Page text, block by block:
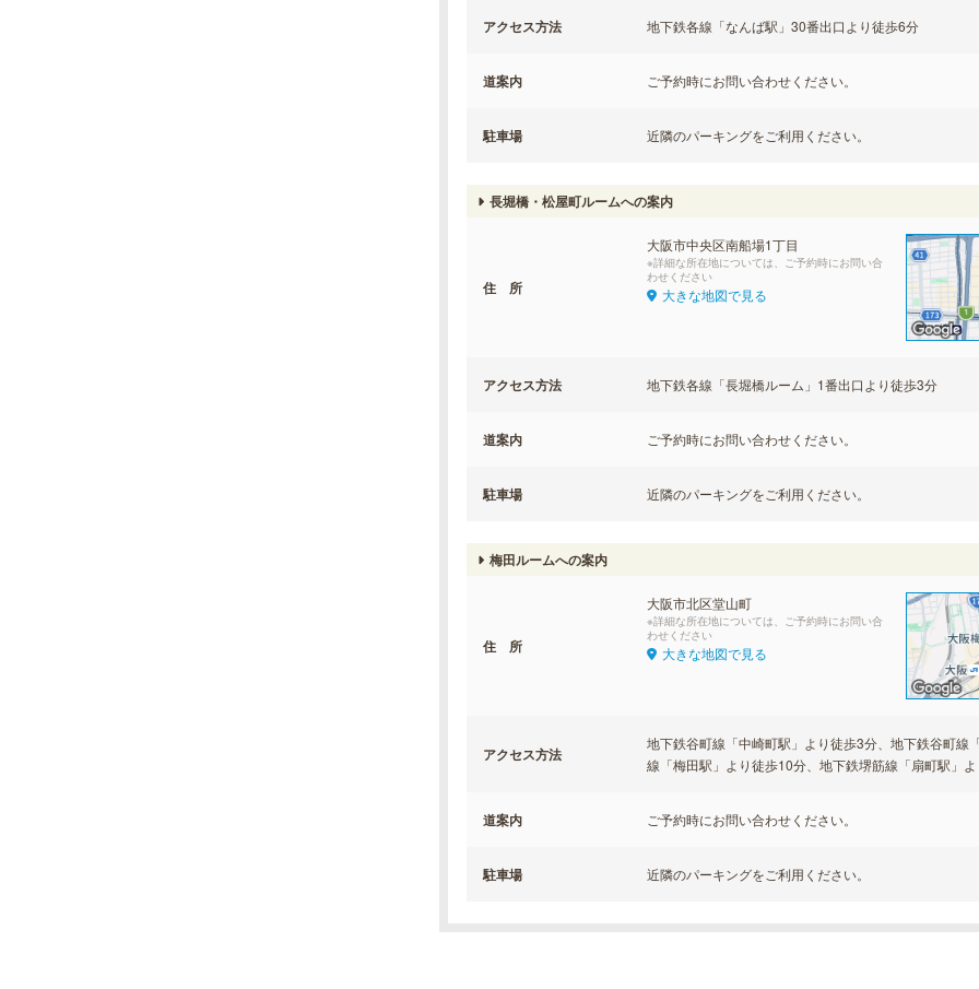
アクセス方法 地下鉄各線「なんば駅」30番出口より徒歩6分
道案内 ご予約時にお問い合わせください。
駐車場 近隣のパーキングをご利用ください。
長堀橋・松屋町ルームへの案内
住 所
大阪市中央区南船場1丁目
※詳細な所在地については、ご予約時にお問い合
わせください
大きな地図で見る
アクセス方法 地下鉄各線「長堀橋ルーム」1番出口より徒歩3分
道案内 ご予約時にお問い合わせください。
駐車場 近隣のパーキングをご利用ください。
梅田ルームへの案内
住 所
大阪市北区堂山町
※詳細な所在地については、ご予約時にお問い合
わせください
大きな地図で見る
アクセス方法
地下鉄谷町線「中崎町駅」より徒歩3分、地下鉄谷町線
線「梅田駅」より徒歩10分、地下鉄堺筋線「扇町駅」
道案内 ご予約時にお問い合わせください。
駐車場 近隣のパーキングをご利用ください。